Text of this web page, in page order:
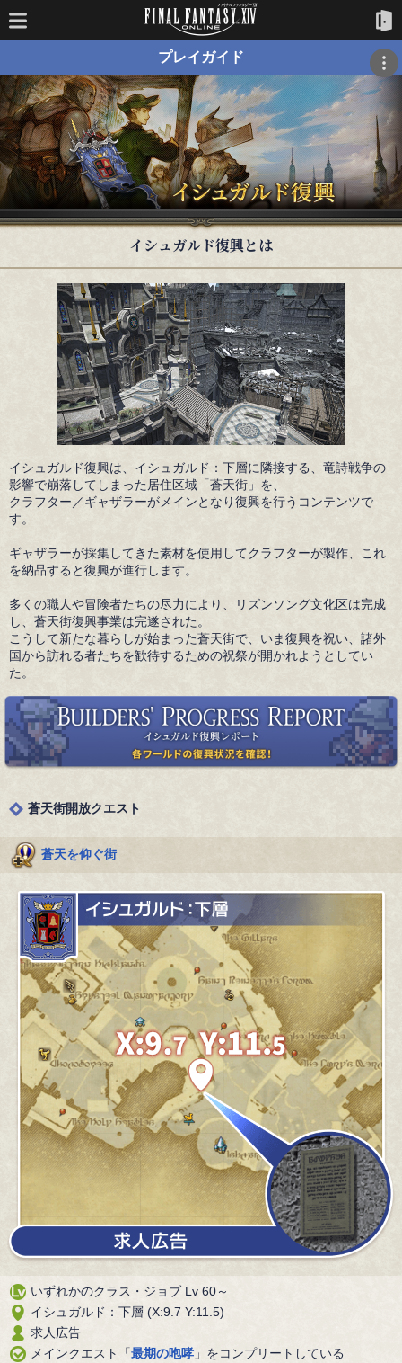
プレイガイド
イシュガルド復興とは
イシュガルド復興は、イシュガルド：下層に隣接する、竜詩戦争の
影響で崩落してしまった居住区域「蒼天街」を、
クラフター／ギャザラーがメインとなり復興を行うコンテンツで
す。
ギャザラーが採集してきた素材を使用してクラフターが製作、これ
を納品すると復興が進行します。
多くの職人や冒険者たちの尽力により、リズンソング文化区は完成
し、蒼天街復興事業は完遂された。
こうして新たな暮らしが始まった蒼天街で、いま復興を祝い、諸外
国から訪れる者たちを歓待するための祝祭が開かれようとしてい
た。
蒼天街開放クエスト
蒼天を仰ぐ街
いずれかのクラス・ジョブ Lv 60～
イシュガルド：下層 (X:9.7 Y:11.5)
求人広告
メインクエスト「最期の咆哮」をコンプリートしている